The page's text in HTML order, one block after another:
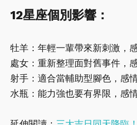
12星座個別影響：
牡羊：年輕一輩帶來新刺激，
處女：重新整理面對舊事件，
射手：適合當輔助型腳色，感
水瓶：能力強也要有界限，感